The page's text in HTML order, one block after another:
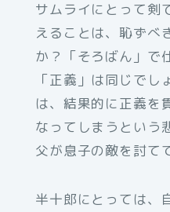
サムライにとって剣
えることは、恥ずべ
か？「そろばん」で
「正義」は同じで
は、結果的に正義を
なってしまうという
父が息子の敵を討て
半十郎にとっては、